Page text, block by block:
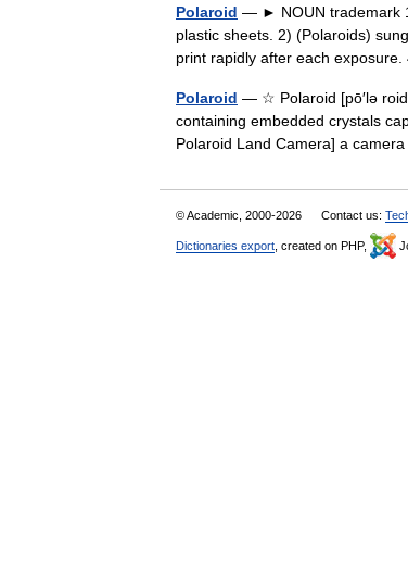
Polaroid — ► NOUN trademark
plastic sheets. 2) (Polaroids)
print rapidly after each
Polaroid — ☆ Polaroid [pō′lə
containing embedded crystals
Polaroid Land Camera] a
© Academic, 2000-2026 Contact us:
Dictionaries export , created on PHP,